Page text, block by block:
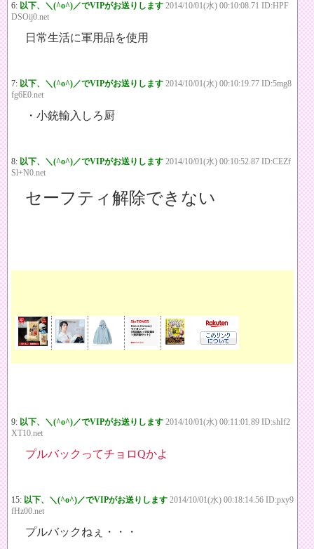
6: 以下、＼(^o^)／でVIPがお送りします 2014/10/01(水) 00:10:08.71 ID:HPF
DSOij0.net
日常生活に軍用品を使用
7: 以下、＼(^o^)／でVIPがお送りします 2014/10/01(水) 00:10:19.77 ID:5mg8
fg6E0.net
・小銃輸入しろ厨
8: 以下、＼(^o^)／でVIPがお送りします 2014/10/01(水) 00:10:52.87 ID:CEZf
Sl+N0.net
セーフティ解除できない
9: 以下、＼(^o^)／でVIPがお送りします 2014/10/01(水) 00:11:01.89 ID:shIf2
XT10.net
プルバックってチョロQかよ
15: 以下、＼(^o^)／でVIPがお送りします 2014/10/01(水) 00:18:14.56 ID:pxy9
fHz00.net
プルバックねぇ・・・